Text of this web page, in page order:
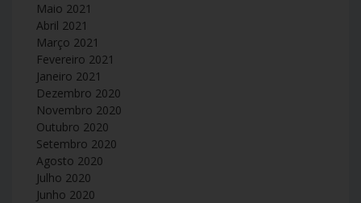
Maio 2021
Abril 2021
Março 2021
Fevereiro 2021
Janeiro 2021
Dezembro 2020
Novembro 2020
Outubro 2020
Setembro 2020
Agosto 2020
Julho 2020
Junho 2020